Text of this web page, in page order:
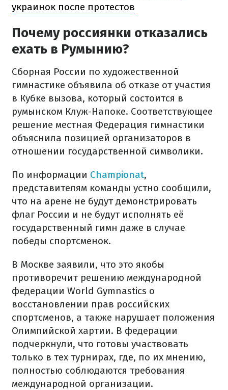
украинок после протестов
Почему россиянки отказались
ехать в Румынию?
Сборная России по художественной
гимнастике объявила об отказе от участия
в Кубке вызова, который состоится в
румынском Клуж-Напоке. Соответствующее
решение местная Федерация гимнастики
объяснила позицией организаторов в
отношении государственной символики.
По информации Championat,
представителям команды устно сообщили,
что на арене не будут демонстрировать
флаг России и не будут исполнять её
государственный гимн даже в случае
победы спортсменок.
В Москве заявили, что это якобы
противоречит решению международной
федерации World Gymnastics о
восстановлении прав российских
спортсменов, а также нарушает положения
Олимпийской хартии. В федерации
подчеркнули, что готовы участвовать
только в тех турнирах, где, по их мнению,
полностью соблюдаются требования
международной организации.